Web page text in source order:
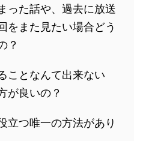
った話や、過去に放送
をまた見たい場合どう
？
ことなんて出来ない
が良いの？
立つ唯一の方法があり